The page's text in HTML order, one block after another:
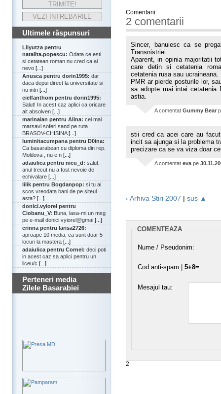
Ultimele răspunsuri
Lilyutza pentru
natalita.popescu: Odata ce esti
si cetatean roman nu cred ca ai
nevo [...]
Anusca pentru dorin1995: dar
daca depui direct la universitate si
nu intri [...]
cielfanthom pentru dorin1995:
Salut! In acest caz aplici ca oricare
alt absolven [...]
marinaian pentru Alina: cei mai
marsavi soferi sand pe ruta
BRASOV-CHISINA[...]
luminitacumpana pentru D0ina:
Ca basarabean cu diploma din rep.
Moldova , nu e n [...]
adaiulica pentru nicu_d: salut,
anul trecut nu a fost nevoie de
echivalare [...]
lilik pentru Bogdanpop: si tu ai
scos vreodata bani de pe siteul
asta? [...]
donici.vyiorel pentru
Ciobanu_V: Buna, lasa-mi un msg
pe e-mail donici.vyiorel@gmai [...]
crinna pentru larisa2726:
aproape 10 media, ca sunt doar 5
locuri la mastera [...]
adaiulica pentru Cornel: deci poti
in acest caz sa aplici pentru un
liceu/c [...]
Perteneri media
Zilele Basarabiei
Comentarii:
2 comentarii
Sincer, banuiesc ca se
Transnistriei.
Aparent, in opinia majoritatii
care detin si cetatenia
cetatenia rusa sau
PMR ar pierde posturile lor,
sa adopte mai intai cetatenia
astia.
A comentat Gummy Bear
stii cred ca acei care au
incit sa ajunga si la problema
precizare ca se va viza doar
A comentat eva pe
‹ Arhiva Stiri 2007 | sus ▲
COMENTEAZA
Nume / Pseudonim:
Cod anti-spam | 5+8=
Mesajul tau:
2